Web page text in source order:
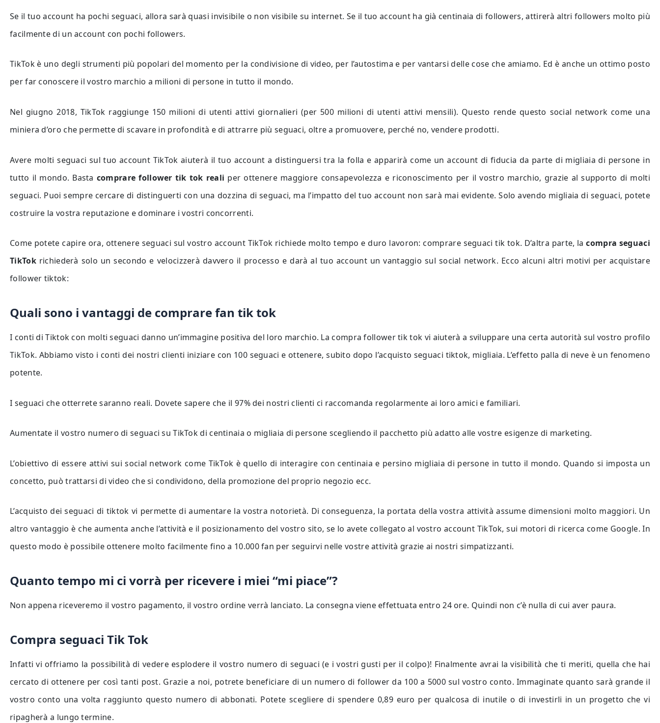
Se il tuo account ha pochi seguaci, allora sarà quasi invisibile o non visibile su internet. Se il tuo account ha già centinaia di followers, attirerà altri followers molto più
facilmente di un account con pochi followers.
TikTok è uno degli strumenti più popolari del momento per la condivisione di video, per l’autostima e per vantarsi delle cose che amiamo. Ed è anche un ottimo posto
per far conoscere il vostro marchio a milioni di persone in tutto il mondo.
Nel giugno 2018, TikTok raggiunge 150 milioni di utenti attivi giornalieri (per 500 milioni di utenti attivi mensili). Questo rende questo social network come una
miniera d’oro che permette di scavare in profondità e di attrarre più seguaci, oltre a promuovere, perché no, vendere prodotti.
Avere molti seguaci sul tuo account TikTok aiuterà il tuo account a distinguersi tra la folla e apparirà come un account di fiducia da parte di migliaia di persone in
tutto il mondo. Basta comprare follower tik tok reali per ottenere maggiore consapevolezza e riconoscimento per il vostro marchio, grazie al supporto di molti
seguaci. Puoi sempre cercare di distinguerti con una dozzina di seguaci, ma l’impatto del tuo account non sarà mai evidente. Solo avendo migliaia di seguaci, potete
costruire la vostra reputazione e dominare i vostri concorrenti.
Come potete capire ora, ottenere seguaci sul vostro account TikTok richiede molto tempo e duro lavoron: comprare seguaci tik tok. D’altra parte, lacompra seguaci
TikTokrichiederà solo un secondo e velocizzerà davvero il processo e darà al tuo account un vantaggio sul social network. Ecco alcuni altri motivi per acquistare
follower tiktok:
Quali sono i vantaggi de comprare fan tik tok
I conti di Tiktok con molti seguaci danno un’immagine positiva del loro marchio. La compra follower tik tok vi aiuterà a sviluppare una certa autorità sul vostro profilo
TikTok. Abbiamo visto i conti dei nostri clienti iniziare con 100 seguaci e ottenere, subito dopo l’acquisto seguaci tiktok, migliaia. L’effetto palla di neve è un fenomeno
potente.
I seguaci che otterrete saranno reali. Dovete sapere che il 97% dei nostri clienti ci raccomanda regolarmente ai loro amici e familiari.
Aumentate il vostro numero di seguaci su TikTok di centinaia o migliaia di persone scegliendo il pacchetto più adatto alle vostre esigenze di marketing.
L’obiettivo di essere attivi sui social network come TikTok è quello di interagire con centinaia e persino migliaia di persone in tutto il mondo. Quando si imposta un
concetto, può trattarsi di video che si condividono, della promozione del proprio negozio ecc.
L’acquisto dei seguaci di tiktok vi permette di aumentare la vostra notorietà. Di conseguenza, la portata della vostra attività assume dimensioni molto maggiori. Un
altro vantaggio è che aumenta anche l’attività e il posizionamento del vostro sito, se lo avete collegato al vostro account TikTok, sui motori di ricerca come Google. In
questo modo è possibile ottenere molto facilmente fino a 10.000 fan per seguirvi nelle vostre attività grazie ai nostri simpatizzanti.
Quanto tempo mi ci vorrà per ricevere i miei “mi piace”?
Non appena riceveremo il vostro pagamento, il vostro ordine verrà lanciato. La consegna viene effettuata entro 24 ore. Quindi non c’è nulla di cui aver paura.
Compra seguaci Tik Tok
Infatti vi offriamo la possibilità di vedere esplodere il vostro numero di seguaci (e i vostri gusti per il colpo)! Finalmente avrai la visibilità che ti meriti, quella che hai
cercato di ottenere per così tanti post. Grazie a noi, potrete beneficiare di un numero di follower da 100 a 5000 sul vostro conto. Immaginate quanto sarà grande il
vostro conto una volta raggiunto questo numero di abbonati. Potete scegliere di spendere 0,89 euro per qualcosa di inutile o di investirli in un progetto che vi
ripagherà a lungo termine.